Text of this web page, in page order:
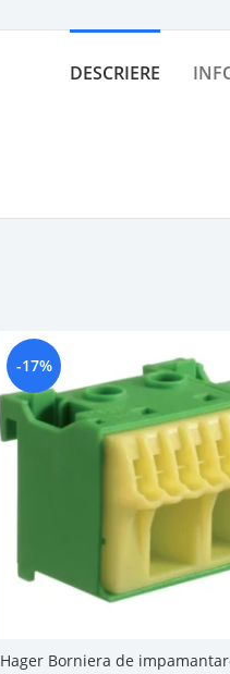
DESCRIERE
-17%
Hager Borniera de